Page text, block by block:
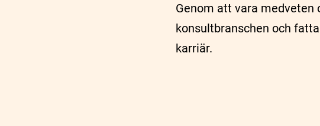
Genom att vara medveten
konsultbranschen och
karriär.